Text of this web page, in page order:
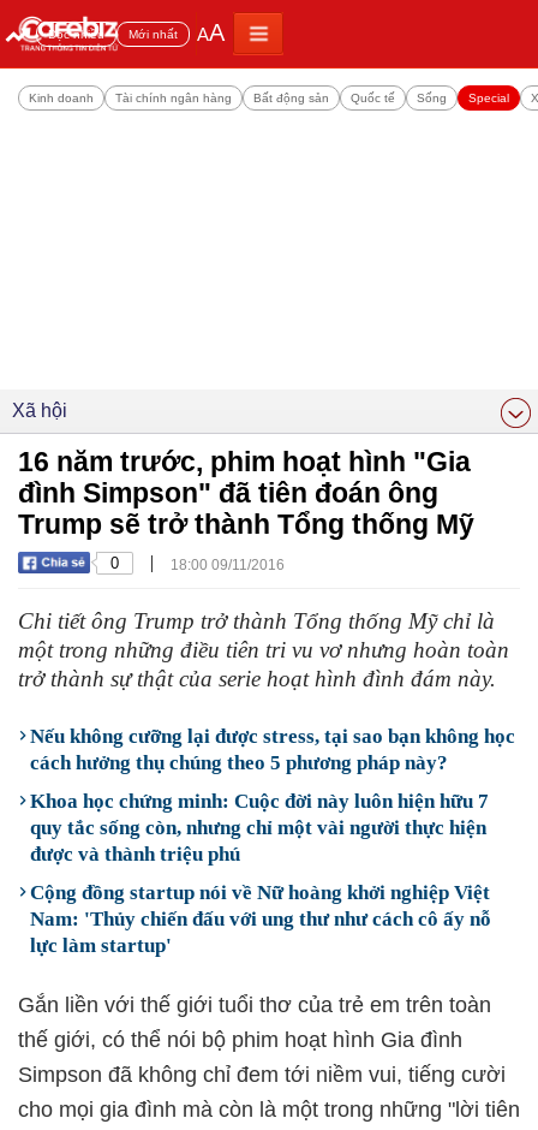
Đọc nhiều Mới nhất AA
Kinh doanh Tài chính ngân hàng Bất động sản Quốc tế Sống Special
Xã hội
16 năm trước, phim hoạt hình "Gia
đình Simpson" đã tiên đoán ông
Trump sẽ trở thành Tổng thống Mỹ
0 | 18:00 09/11/2016
Chi tiết ông Trump trở thành Tổng thống Mỹ chỉ là
một trong những điều tiên tri vu vơ nhưng hoàn toàn
trở thành sự thật của serie hoạt hình đình đám này.
Nếu không cưỡng lại được stress, tại sao bạn không học
cách hưởng thụ chúng theo 5 phương pháp này?
Khoa học chứng minh: Cuộc đời này luôn hiện hữu 7
quy tắc sống còn, nhưng chỉ một vài người thực hiện
được và thành triệu phú
Cộng đồng startup nói về Nữ hoàng khởi nghiệp Việt
Nam: 'Thủy chiến đấu với ung thư như cách cô ấy nỗ
lực làm startup'
Gắn liền với thế giới tuổi thơ của trẻ em trên toàn
thế giới, có thể nói bộ phim hoạt hình Gia đình
Simpson đã không chỉ đem tới niềm vui, tiếng cười
cho mọi gia đình mà còn là một trong những "lời tiên